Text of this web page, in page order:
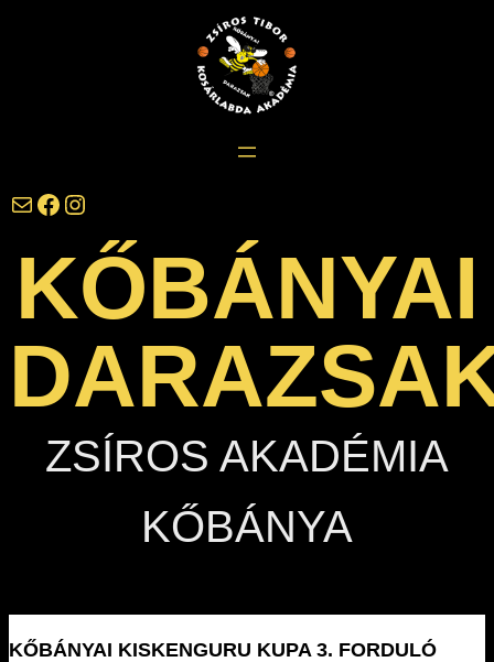
darazsak@darazsak.hu @kobanyaidarazsak @darazsak
KŐBÁNYAI
ZSÍROS AKADÉMIA
KŐBÁNYA
KŐBÁNYAI KISKENGURU KUPA 3. FORDULÓ